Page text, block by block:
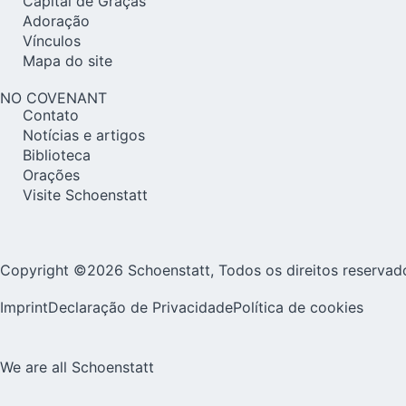
Adoração
Vínculos
Mapa do site
NO COVENANT
Contato
Notícias e artigos
Biblioteca
Orações
Visite Schoenstatt
Copyright ©2026 Schoenstatt, Todos os direitos
ImprintDeclaração de PrivacidadePolítica de cookies
We are all Schoenstatt